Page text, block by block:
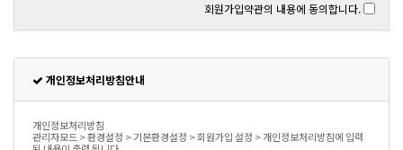
회원가입약관의 내용에 동의합니다.
개인정보처리방침안내